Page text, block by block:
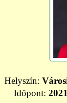
Helyszín:
Időpont: